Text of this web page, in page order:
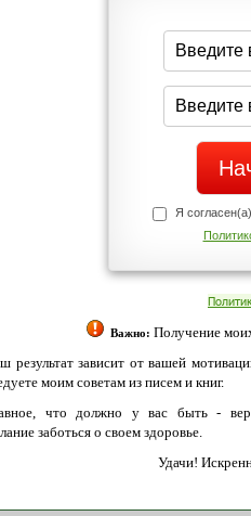
Я
Важно: Получение
результат зависит от вашей
моим советам из писем и книг.
что должно у вас быть -
заботься о своем здоровье.
Удачи!